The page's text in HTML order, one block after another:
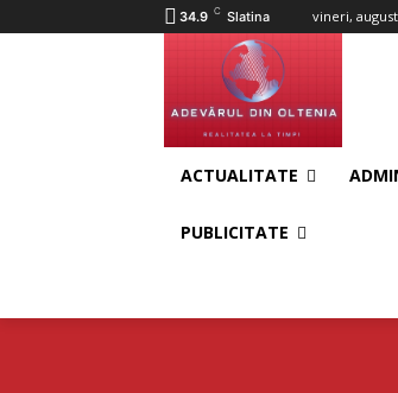
34.9 C Slatina vineri,
ACTUALITATE
PUBLICITATE